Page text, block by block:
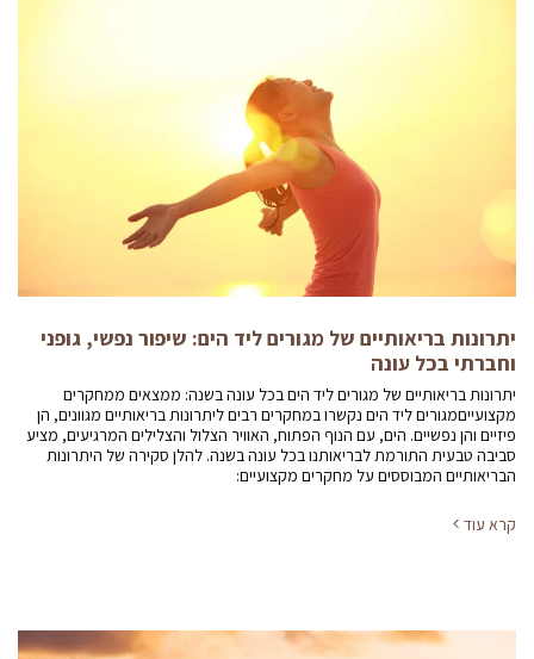
יתרונות בריאותיים של מגורים ליד הים: שיפור נפשי, גופני
וחברתי בכל עונה
יתרונות בריאותיים של מגורים ליד הים בכל עונה בשנה: ממצאים ממחקרים
מקצועייםמגורים ליד הים נקשרו במחקרים רבים ליתרונות בריאותיים מגוונים, הן
פיזיים והן נפשיים. הים, עם הנוף הפתוח, האוויר הצלול והצלילים המרגיעים, מציע
סביבה טבעית התורמת לבריאותנו בכל עונה בשנה. להלן סקירה של היתרונות
הבריאותיים המבוססים על מחקרים מקצועיים:
קרא עוד